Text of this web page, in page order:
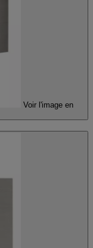
Voir l'image en